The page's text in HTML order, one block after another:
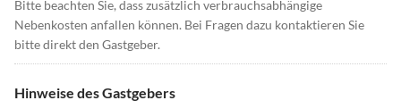
Bitte beachten Sie, dass zusätzlich verbrauchsabhängige
Nebenkosten anfallen können. Bei Fragen dazu kontaktieren Sie
bitte direkt den Gastgeber.
Hinweise des Gastgebers